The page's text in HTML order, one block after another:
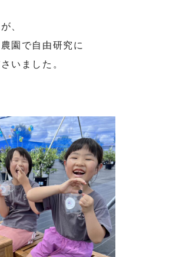
、
園で自由研究に
いました。